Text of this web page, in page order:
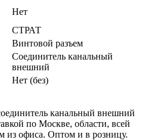
Нет
СТРАТ
Винтовой разъем
Соединитель канальный
внешний
Нет (без)
канальный внешний
по Москве, области, всей
из офиса. Оптом и в розницу.